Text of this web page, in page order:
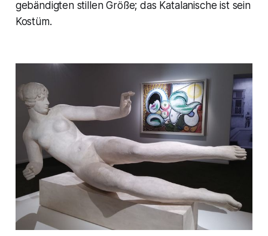
gebändigten stillen Größe; das Katalanische ist sein
Kostüm.